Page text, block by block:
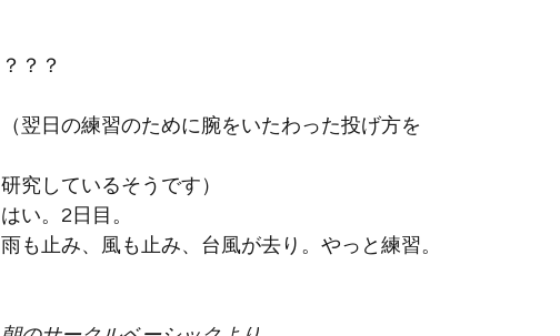
？？？
（翌日の練習のために腕をいたわった投げ方を
研究しているそうです）
はい。2日目。
雨も止み、風も止み、台風が去り。やっと練習。